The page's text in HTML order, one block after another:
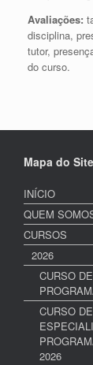
Avaliações:
disciplina,
tutor,
do curso.
Mapa do Site
INÍCIO
QUEM
CURSOS
2026
CURSO
CURSO
2026